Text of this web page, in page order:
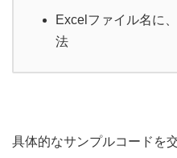
Excelファイル名に
法
具体的なサンプルコードを